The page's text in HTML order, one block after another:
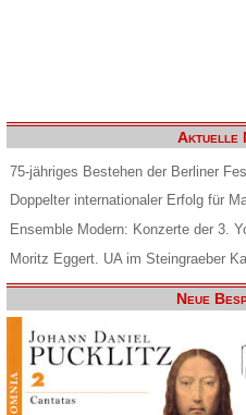
Aktuelle
75-jähriges Bestehen der Berliner
Doppelter internationaler Erfolg für
Ensemble Modern: Konzerte der 3.
Moritz Eggert. UA im Steingraeber
Neue